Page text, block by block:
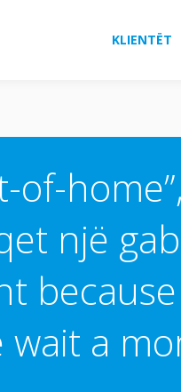
KLIENTËT
of-
një
a